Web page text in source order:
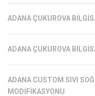
ADANA ÇUKUROVA
ADANA ÇUKUROVA
ADANA CUSTOM SIVI
MODIFIKASYONU